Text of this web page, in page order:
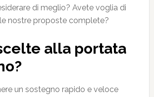
di meglio? Avete voglia di
nostre proposte complete?
alla portata
un sostegno rapido e veloce